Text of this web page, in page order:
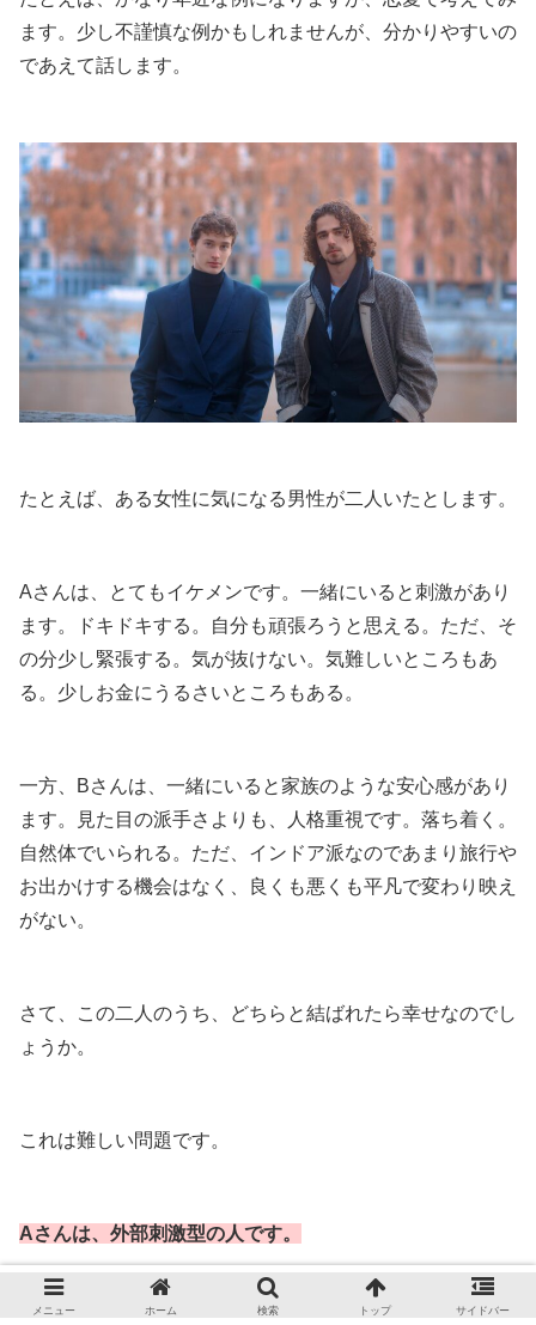
ます。少し不謹慎な例かもしれませんが、分かりやすいの
であえて話します。
たとえば、ある女性に気になる男性が二人いたとします。
Aさんは、とてもイケメンです。一緒にいると刺激があり
ます。ドキドキする。自分も頑張ろうと思える。ただ、そ
の分少し緊張する。気が抜けない。気難しいところもあ
る。少しお金にうるさいところもある。
一方、Bさんは、一緒にいると家族のような安心感があり
ます。見た目の派手さよりも、人格重視です。落ち着く。
自然体でいられる。ただ、インドア派なのであまり旅行や
お出かけする機会はなく、良くも悪くも平凡で変わり映え
がない。
さて、この二人のうち、どちらと結ばれたら幸せなのでし
ょうか。
これは難しい問題です。
Aさんは、外部刺激型の人です。
メニュー ホーム 検索 トップ サイドバー